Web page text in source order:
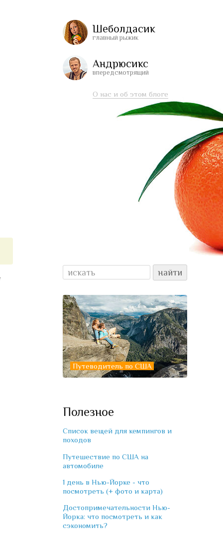
Шеболдасик
главный рыжик
Андрюсикс
впередсмотрящий
О нас и об этом блоге
Путеводитель по США
Полезное
Список вещей для кемпингов и
походов
Путешествие по США на
автомобиле
1 день в Нью-Йорке - что
посмотреть (+ фото и карта)
Достопримечательности Нью-
Йорка: что посмотреть и как
сэкономить?